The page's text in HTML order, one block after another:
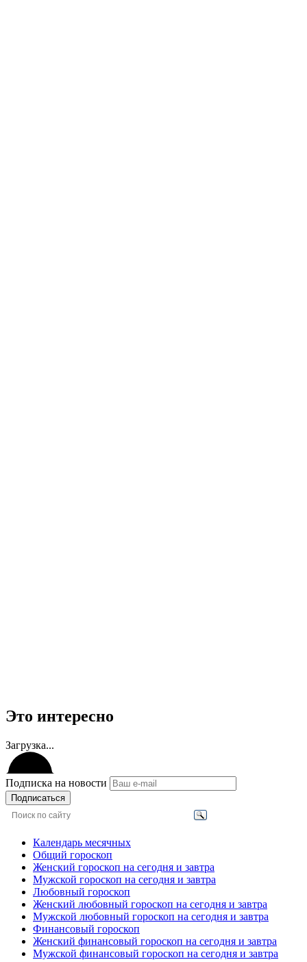
Это интересно
Загрузка...
Подписка на новости
Подписаться
Календарь месячных
Общий гороскоп
Женский гороскоп на сегодня и завтра
Мужской гороскоп на сегодня и завтра
Любовный гороскоп
Женский любовный гороскоп на сегодня и завтра
Мужской любовный гороскоп на сегодня и завтра
Финансовый гороскоп
Женский финансовый гороскоп на сегодня и завтра
Мужской финансовый гороскоп на сегодня и завтра